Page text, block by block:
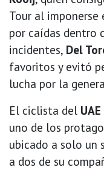
Tour al
por caídas dentro
incidentes, Del
favoritos y evitó
lucha por la
El ciclista del
uno de los
ubicado a solo un
a dos de su